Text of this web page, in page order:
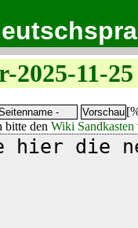
2025-11-25
bitte den Wiki Sandkasten